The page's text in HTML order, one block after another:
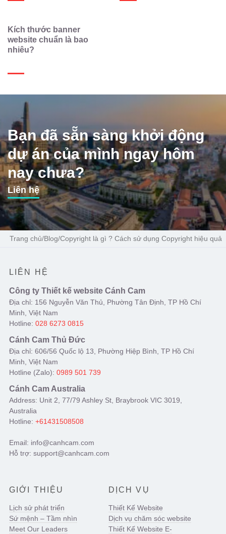
Kích thước banner
website chuẩn là bao
nhiêu?
Bạn đã sẵn sàng khởi động
dự án của mình ngay hôm
nay chưa?
Liên hệ
Trang chủ/Blog/Copyright là gì ? Cách sử dụng Copyright hiệu quả
LIÊN HỆ
Công ty Thiết kế website Cánh Cam
Địa chỉ: 156 Nguyễn Văn Thủ, Phường Tân Định, TP Hồ Chí
Minh, Việt Nam
Hotline: 028 6273 0815
Cánh Cam Thủ Đức
Địa chỉ: 606/56 Quốc lộ 13, Phường Hiệp Bình, TP Hồ Chí
Minh, Việt Nam
Hotline (Zalo): 0989 501 739
Cánh Cam Australia
Address: Unit 2, 77/79 Ashley St, Braybrook VIC 3019,
Australia
Hotline: +61431508508
Email: info@canhcam.com
Hỗ trợ: support@canhcam.com
GIỚI THIỆU
Lịch sử phát triển
Sứ mệnh – Tầm nhìn
Meet Our Leaders
DỊCH VỤ
Thiết Kế Website
Dịch vụ chăm sóc website
Thiết Kế Website E-